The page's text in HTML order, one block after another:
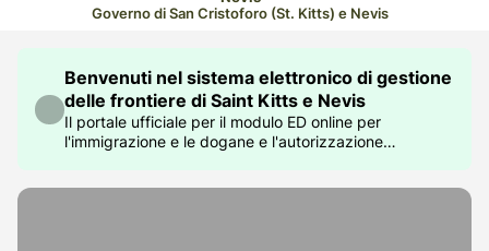
Governo di San Cristoforo (St. Kitts) e Nevis
Benvenuti nel sistema elettronico di gestione
delle frontiere di Saint Kitts e Nevis
Il portale ufficiale per il modulo ED online per
l'immigrazione e le dogane e l'autorizzazione